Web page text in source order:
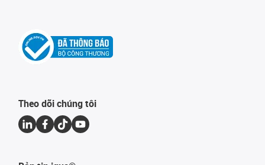
Theo dõi chúng tôi